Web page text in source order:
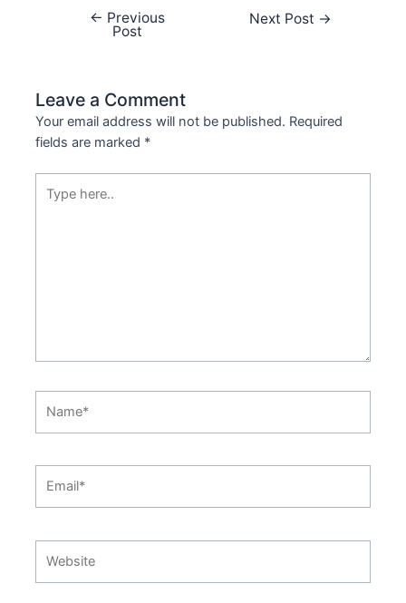
← Previous
Post
Next Post →
Leave a Comment
Your email address will not be published. Required
fields are marked *
here..